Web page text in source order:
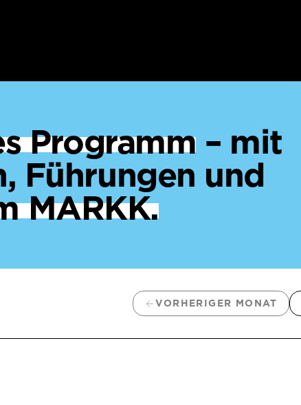
Programm – mit
Führungen und
MARKK.
VORHERIGER MONAT